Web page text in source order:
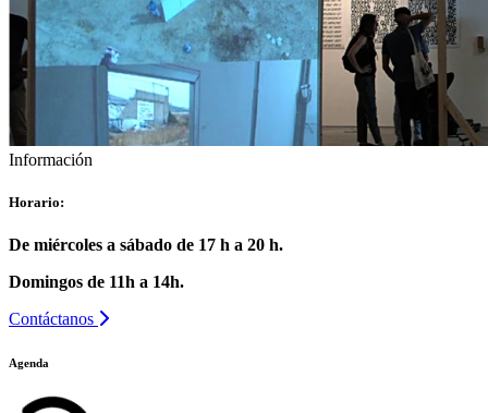
Información
Horario:
De miércoles a sábado de 17 h a 20 h.
Domingos de 11h a 14h.
Contáctanos
Agenda